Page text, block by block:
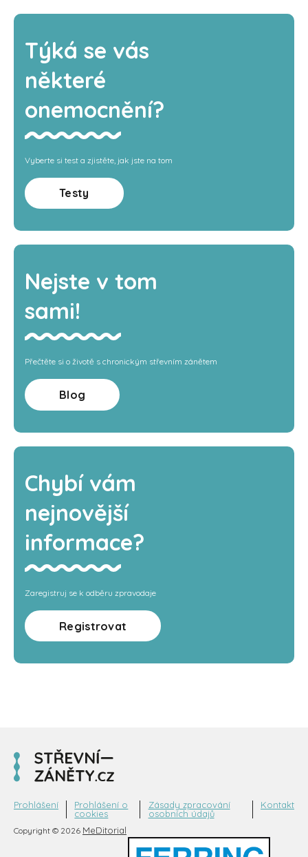
Týká se vás
některé
onemocnění?
Vyberte si test a zjistěte, jak jste na tom
Testy
Nejste v tom
sami!
Přečtěte si o životě s chronickým střevním zánětem
Blog
Chybí vám
nejnovější
informace?
Zaregistruj se k odběru zpravodaje
Registrovat
Copyright © 2026 MeDitorial
Prohlášení
Prohlášení o
cookies
Zásady zpracování
osobních údajů
Kontakt